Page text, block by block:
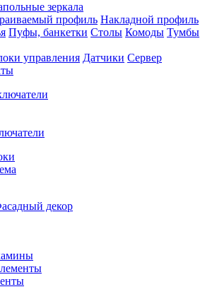
зеркала
профиль Накладной профиль
Пуфы, банкетки Столы Комоды Тумбы
управления Датчики Сервер
декор